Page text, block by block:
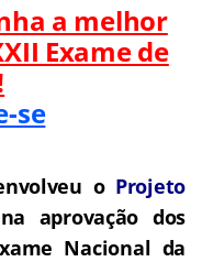
a melhor
Exame de
o Projeto
aprovação dos
Nacional da